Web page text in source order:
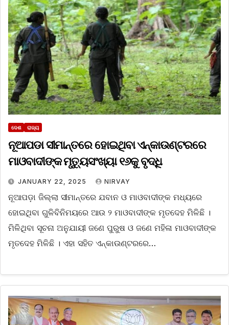
ଦେଶ ରାଜ୍ୟ
ନୂଆପଡା ସୀମାନ୍ତରେ ହୋଇଥିବା ଏନ୍‌କାଉଣ୍ଟରରେ
ମାଓବାଦୀଙ୍କ ମୃତ୍ୟୁସଂଖ୍ୟା ୧୬କୁ ବୃଦ୍ଧି
JANUARY 22, 2025 NIRVAY
ନୂଆପଡ଼ା ଜିଲ୍ଲା ସୀମାନ୍ତରେ ଯବାନ ଓ ମାଓବାଦୀଙ୍କ ମଧ୍ୟରେ
ହୋଇଥିବା ଗୁଳିବିନିମୟରେ ଆଉ ୨ ମାଓବାଦୀଙ୍କ ମୃତଦେହ ମିଳିଛି ।
ମିଳିଥିବା ସୂଚନା ଅନୁଯାୟୀ ଜଣେ ପୁରୁଷ ଓ ଜଣେ ମହିଳା ମାଓବାଦୀଙ୍କ
ମୃତଦେହ ମିଳିଛି । ଏହା ସହିତ ଏନ୍‌କାଉଣ୍ଟରରେ…